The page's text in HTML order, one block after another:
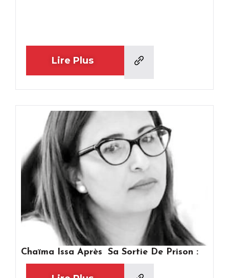
Lire Plus
Chaïma Issa Après Sa Sortie De Prison :